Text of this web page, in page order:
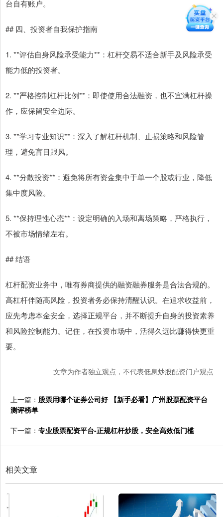
台自有账户。
## 四、投资者自我保护指南
1. **评估自身风险承受能力**：杠杆交易不适合新手及风险承受
能力低的投资者。
2. **严格控制杠杆比例**：即使使用合法融资，也不宜满杠杆操
作，应保留安全边际。
3. **学习专业知识**：深入了解杠杆机制、止损策略和风险管
理，避免盲目跟风。
4. **分散投资**：避免将所有资金集中于单一个股或行业，降低
集中度风险。
5. **保持理性心态**：设定明确的入场和离场策略，严格执行，
不被市场情绪左右。
## 结语
杠杆配资业务中，唯有券商提供的融资融券服务是合法合规的。
高杠杆伴随高风险，投资者务必保持清醒认识。在追求收益前，
应先考虑本金安全，选择正规平台，并不断提升自身的投资素养
和风险控制能力。记住，在投资市场中，活得久远比赚得快更重
要。
文章为作者独立观点，不代表低息炒股配资门户观点
上一篇： 股票用哪个证券公司好 【新手必看】广州股票配资平台
测评榜单
下一篇： 专业股票配资平台-正规杠杆炒股，安全高效低门槛
相关文章